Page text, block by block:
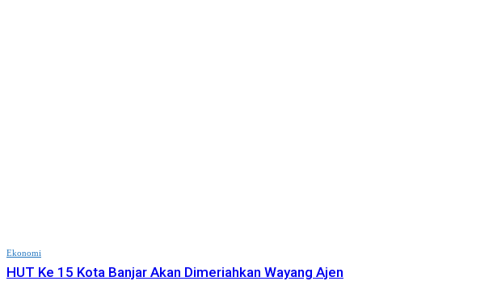
Ekonomi
HUT Ke 15 Kota Banjar Akan Dimeriahkan Wayang Ajen